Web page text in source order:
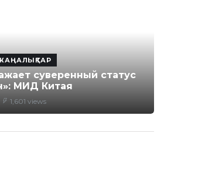
суверенный статус
МИД Китая
1,601 views